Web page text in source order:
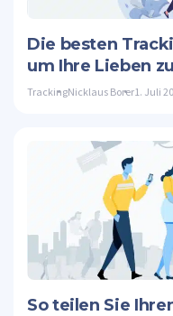
Die besten
um Ihre Lieben
TrackingNicklaus Borer1. Juli
So teilen Sie